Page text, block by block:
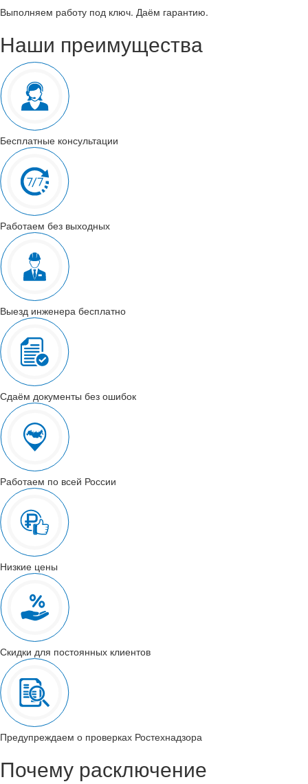
Выполняем работу под ключ. Даём гарантию.
Наши преимущества
Бесплатные консультации
Работаем без выходных
Выезд инженера бесплатно
Сдаём документы без ошибок
Работаем по всей России
Низкие цены
Скидки для постоянных клиентов
Предупреждаем о проверках Ростехнадзора
Почему расключение